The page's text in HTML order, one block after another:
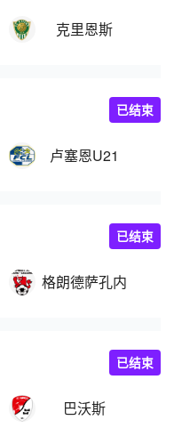
克里恩斯
卢塞恩U21
已结束
格朗德萨孔内
已结束
巴沃斯
已结束